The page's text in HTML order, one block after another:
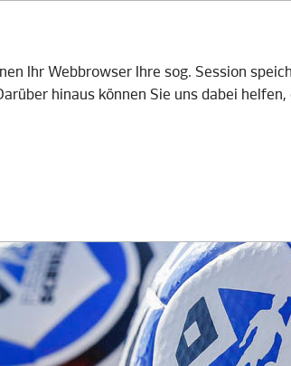
Ihr Webbrowser Ihre sog. Session
hinaus können Sie uns dabei